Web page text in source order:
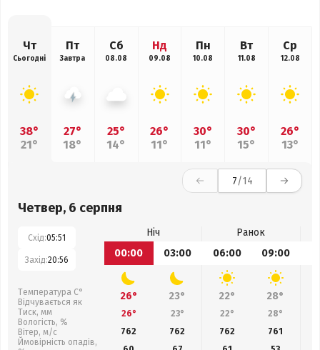
Чт
Сьогодні
38°
21°
Пт
Завтра
27°
18°
Сб
08.08
25°
14°
Нд
09.08
26°
11°
Пн
10.08
30°
11°
Вт
11.08
30°
15°
Ср
12.08
26°
13°
7/14
Четвер, 6 серпня
Схід:05:51
Захід:20:56
Температура С°
Відчувається як
Тиск, мм
Вологість, %
Вітер, м/с
Ймовірність опадів,
Ніч
Ранок
00:00
03:00 06:00 09:00
26° 23° 22° 28°
26° 23° 22° 28°
762
762 762 761